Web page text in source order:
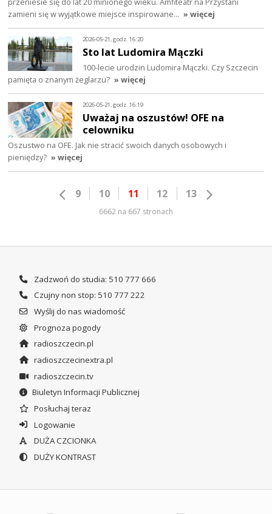
zamieni się w wyjątkowe miejsce inspirowane… » więcej
2026-05-21, godz. 16:20
Sto lat Ludomira Mączki
100-lecie urodzin Ludomira Mączki. Czy Szczecin
pamięta o znanym żeglarzu? » więcej
2026-05-21, godz. 16:19
Uważaj na oszustów! OFE na
celowniku
Oszustwo na OFE. Jak nie stracić swoich danych osobowych i
pieniędzy? » więcej
9 10 11 12 13
6662 na 667 stronach
Zadzwoń do studia: 510 777 666
Czujny non stop: 510 777 222
Wyślij do nas wiadomość
Prognoza pogody
radioszczecin.pl
radioszczecinextra.pl
radioszczecin.tv
Biuletyn Informacji Publicznej
Posłuchaj teraz
Logowanie
DUŻA CZCIONKA
DUŻY KONTRAST